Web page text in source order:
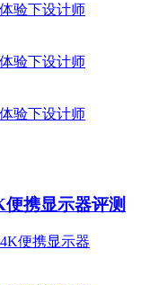
携显示器评测